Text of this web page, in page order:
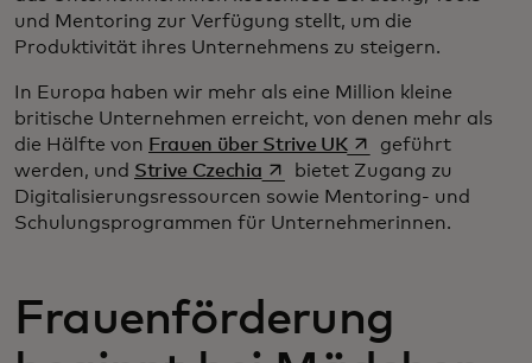
und Mentoring zur Verfügung stellt, um die
Produktivität ihres Unternehmens zu steigern.
In Europa haben wir mehr als eine Million kleine
britische Unternehmen erreicht, von denen mehr als
die Hälfte von Frauen über Strive UKwird in einer neuen
geführt
werden, und Strive Czechiawird in einer neuen
bietet Zugang zu
Digitalisierungsressourcen sowie Mentoring- und
Schulungsprogrammen für Unternehmerinnen.
Frauenförderung